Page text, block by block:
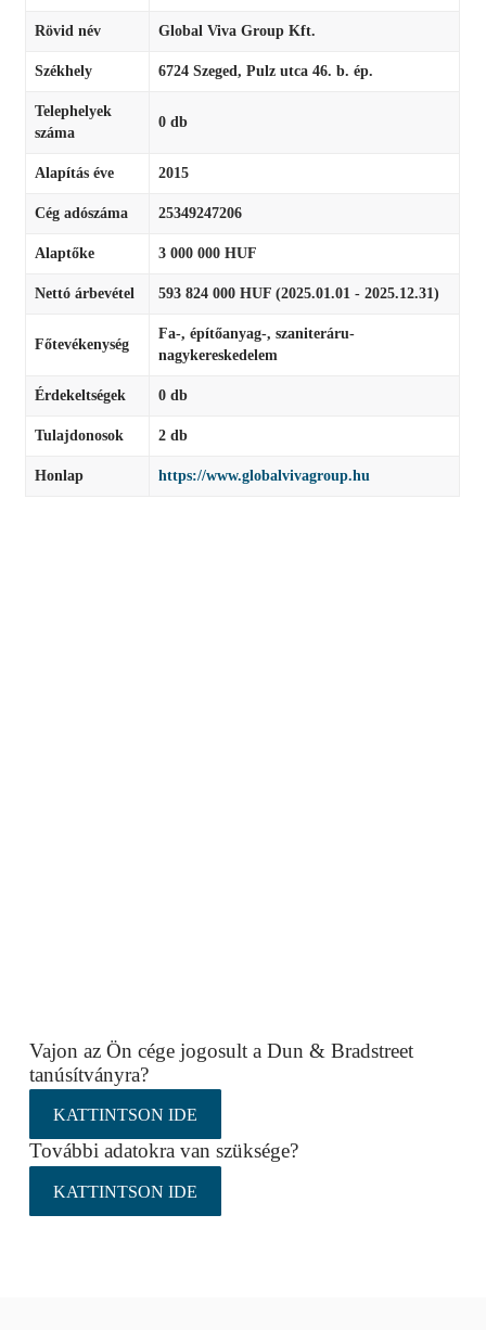
Rövid név Global Viva Group Kft.
Székhely 6724 Szeged, Pulz utca 46. b. ép.
Telephelyek
száma
0 db
Alapítás éve 2015
Cég adószáma 25349247206
Alaptőke 3 000 000 HUF
Nettó árbevétel 593 824 000 HUF (2025.01.01 - 2025.12.31)
Főtevékenység
Fa-, építőanyag-, szaniteráru-
nagykereskedelem
Érdekeltségek 0 db
Tulajdonosok 2 db
Honlap https://www.globalvivagroup.hu
Vajon az Ön cége jogosult a Dun & Bradstreet
tanúsítványra?
KATTINTSON IDE
További adatokra van szüksége?
KATTINTSON IDE